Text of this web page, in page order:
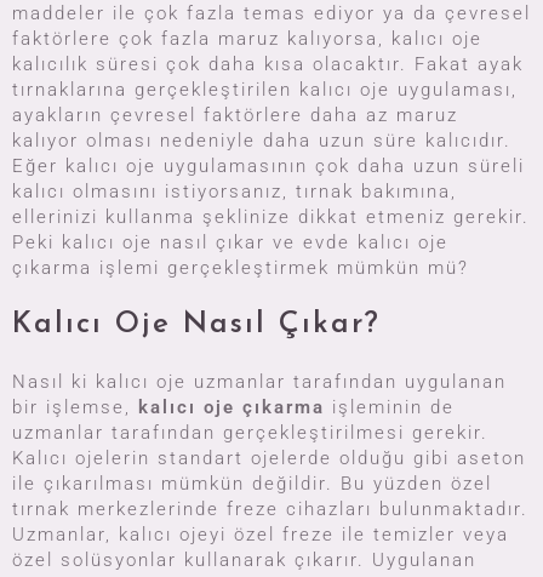
maddeler ile çok fazla temas ediyor ya da çevresel
faktörlere çok fazla maruz kalıyorsa, kalıcı oje
kalıcılık süresi çok daha kısa olacaktır. Fakat ayak
tırnaklarına gerçekleştirilen kalıcı oje uygulaması,
ayakların çevresel faktörlere daha az maruz
kalıyor olması nedeniyle daha uzun süre kalıcıdır.
Eğer kalıcı oje uygulamasının çok daha uzun süreli
kalıcı olmasını istiyorsanız, tırnak bakımına,
ellerinizi kullanma şeklinize dikkat etmeniz gerekir.
Peki kalıcı oje nasıl çıkar ve evde kalıcı oje
çıkarma işlemi gerçekleştirmek mümkün mü?
Kalıcı Oje Nasıl Çıkar?
Nasıl ki kalıcı oje uzmanlar tarafından uygulanan
bir işlemse,
kalıcı oje çıkarma işleminin de
uzmanlar tarafından gerçekleştirilmesi gerekir.
Kalıcı ojelerin standart ojelerde olduğu gibi aseton
ile çıkarılması mümkün değildir. Bu yüzden özel
tırnak merkezlerinde freze cihazları bulunmaktadır.
Uzmanlar, kalıcı ojeyi özel freze ile temizler veya
özel solüsyonlar kullanarak çıkarır. Uygulanan